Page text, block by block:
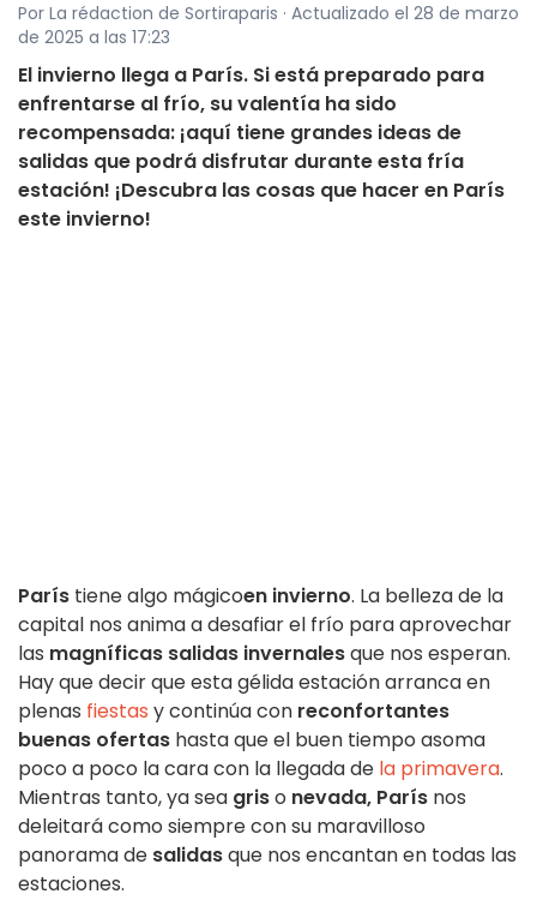
Por La rédaction de Sortiraparis · Actualizado el 28 de marzo
de 2025 a las 17:23
El invierno llega a París. Si está preparado para
enfrentarse al frío, su valentía ha sido
recompensada: ¡aquí tiene grandes ideas de
salidas que podrá disfrutar durante esta fría
estación! ¡Descubra las cosas que hacer en París
este invierno!
París tiene algo mágicoen invierno. La belleza de la
capital nos anima a desafiar el frío para aprovechar
las magníficas salidas invernalesque nos esperan.
Hay que decir que esta gélida estación arranca en
plenas fiestas y continúa con reconfortantes
buenas ofertas hasta que el buen tiempo asoma
poco a poco la cara con la llegada de la primavera.
Mientras tanto, ya sea griso nevada, París nos
deleitará como siempre con su maravilloso
panorama de salidasque nos encantan en todas las
estaciones.